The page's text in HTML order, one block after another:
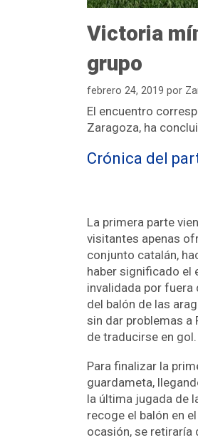
Victoria
grupo
febrero 24, 2019 por
El encuentro
Zaragoza, ha
Crónica del
La primera parte
visitantes apenas
conjunto catalán,
haber significado el
invalidada por
del balón de las
sin dar problemas a
de traducirse en gol.
Para finalizar la
guardameta,
la última jugada de
recoge el balón en
ocasión, se retiraría